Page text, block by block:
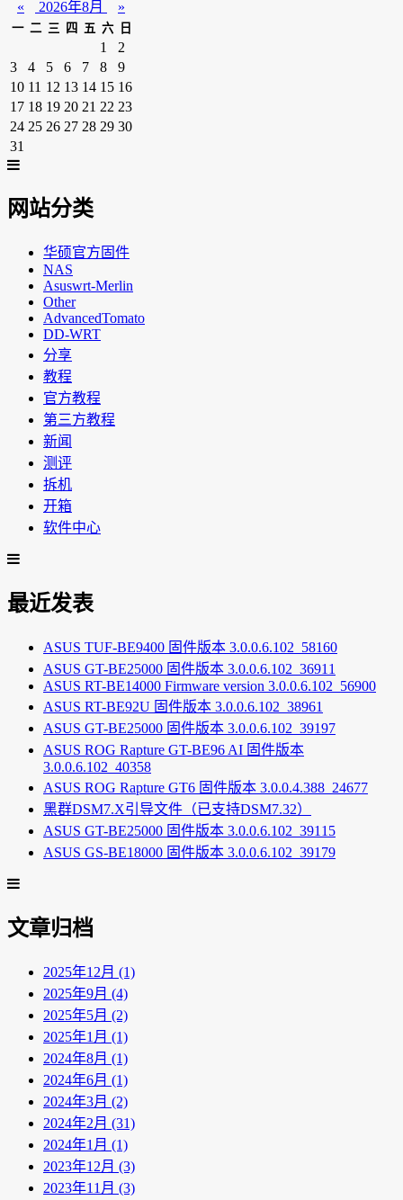
« 2026年8月 »
一 二 三 四 五 六 日
1
2
3
4 5 6 7 8
9
10 11 12 13 14 15 16
17 18 19 20 21 22 23
24 25 26 27 28 29 30
31
网站分类
华硕官方固件
NAS
Asuswrt-Merlin
Other
AdvancedTomato
DD-WRT
分享
教程
官方教程
第三方教程
新闻
测评
拆机
开箱
软件中心
最近发表
ASUS TUF-BE9400 固件版本 3.0.0.6.102_58160
ASUS GT-BE25000 固件版本 3.0.0.6.102_36911
ASUS RT-BE14000 Firmware version 3.0.0.6.102_56900
ASUS RT-BE92U 固件版本 3.0.0.6.102_38961
ASUS GT-BE25000 固件版本 3.0.0.6.102_39197
ASUS ROG Rapture GT-BE96 AI 固件版本
3.0.0.6.102_40358
ASUS ROG Rapture GT6 固件版本 3.0.0.4.388_24677
黑群DSM7.X引导文件（已支持DSM7.32）
ASUS GT-BE25000 固件版本 3.0.0.6.102_39115
ASUS GS-BE18000 固件版本 3.0.0.6.102_39179
文章归档
2025年12月 (1)
2025年9月 (4)
2025年5月 (2)
2025年1月 (1)
2024年8月 (1)
2024年6月 (1)
2024年3月 (2)
2024年2月 (31)
2024年1月 (1)
2023年12月 (3)
2023年11月 (3)